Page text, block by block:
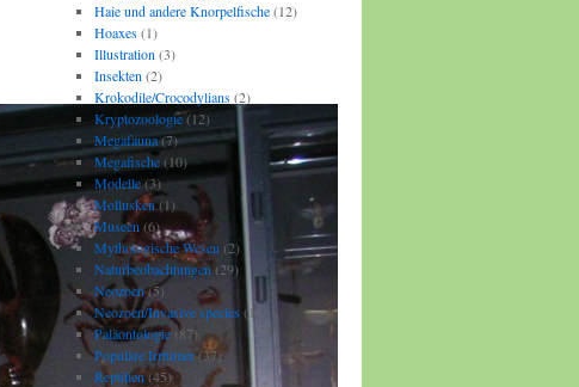
Haie und andere Knorpelfische(12)
Hoaxes(1)
Illustration (3)
Insekten (2)
Krokodile/Crocodylians(2)
Kryptozoologie(12)
Megafauna(7)
Megafische(10)
Modelle(3)
Mollusken(1)
Museen (6)
Mythologische Wesen (2)
Naturbeobachtungen(29)
Neozoen(5)
Neozoen/Invasive species(1)
Paläontologie(87)
Populäre Irrtümer(37)
Reptilien(45)